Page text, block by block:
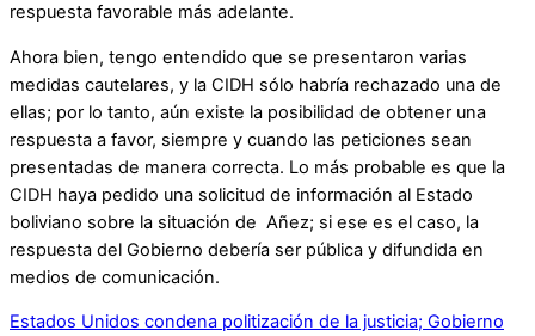
respuesta favorable más adelante.
Ahora bien, tengo entendido que se presentaron varias
medidas cautelares, y la CIDH sólo habría rechazado una de
ellas; por lo tanto, aún existe la posibilidad de obtener una
respuesta a favor, siempre y cuando las peticiones sean
presentadas de manera correcta. Lo más probable es que la
CIDH haya pedido una solicitud de información al Estado
boliviano sobre la situación de Añez; si ese es el caso, la
respuesta del Gobierno debería ser pública y difundida en
medios de comunicación.
Estados Unidos condena politización de la justicia; Gobierno